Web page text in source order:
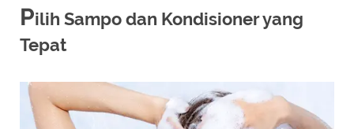
Pilih Sampo dan Kondisioner yang
Tepat